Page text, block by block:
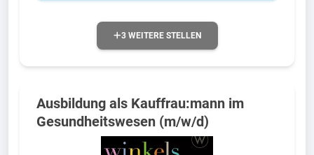
3 WEITERE STELLEN
Ausbildung als Kauffrau:mann im
Gesundheitswesen (m/w/d)